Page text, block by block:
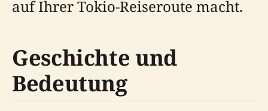
auf Ihrer Tokio-Reiseroute macht.
Geschichte und
Bedeutung